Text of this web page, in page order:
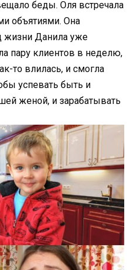
беды. Оля встречала
объятиями. Она
жизни Данила уже
пару клиентов в неделю,
то влилась, и смогла
успевать быть и
женой, и зарабатывать